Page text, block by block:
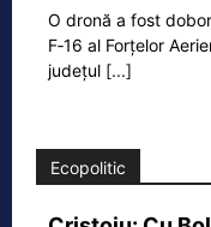
O dronă a fost
F‑16 al Forțelor
județul [...]
Ecopolitic